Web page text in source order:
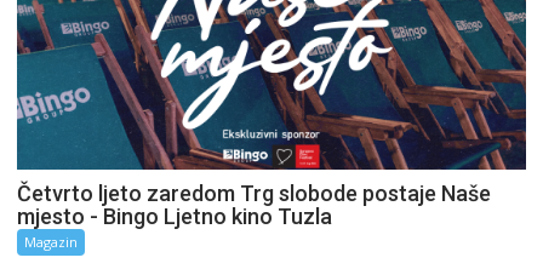
Četvrto ljeto zaredom Trg slobode postaje Naše
mjesto - Bingo Ljetno kino Tuzla
Magazin